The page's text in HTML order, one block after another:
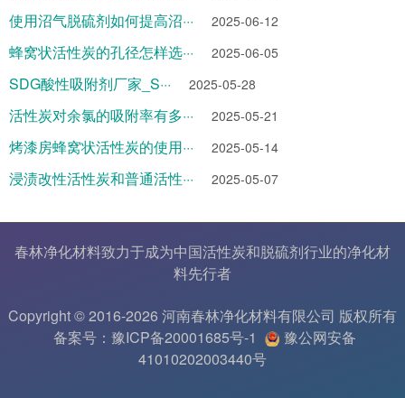
使用沼气脱硫剂如何提高沼··· 2025-06-12
蜂窝状活性炭的孔径怎样选··· 2025-06-05
SDG酸性吸附剂厂家_S··· 2025-05-28
活性炭对余氯的吸附率有多··· 2025-05-21
烤漆房蜂窝状活性炭的使用··· 2025-05-14
浸渍改性活性炭和普通活性··· 2025-05-07
春林净化材料致力于成为中国活性炭和脱硫剂行业的净化材
料先行者
Copyright © 2016-2026 河南春林净化材料有限公司 版权所有
备案号：豫ICP备20001685号-1
豫公网安备
41010202003440号